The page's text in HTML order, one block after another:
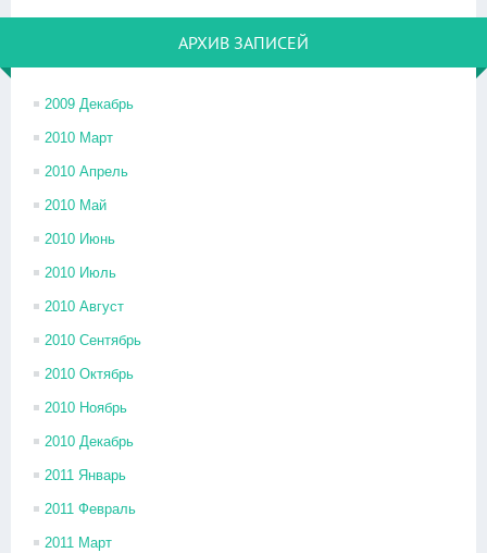
АРХИВ ЗАПИСЕЙ
2009 Декабрь
2010 Март
2010 Апрель
2010 Май
2010 Июнь
2010 Июль
2010 Август
2010 Сентябрь
2010 Октябрь
2010 Ноябрь
2010 Декабрь
2011 Январь
2011 Февраль
2011 Март